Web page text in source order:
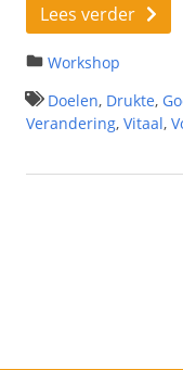
Lees verder
Workshop
Doelen, Drukte,
Verandering, Vitaal,